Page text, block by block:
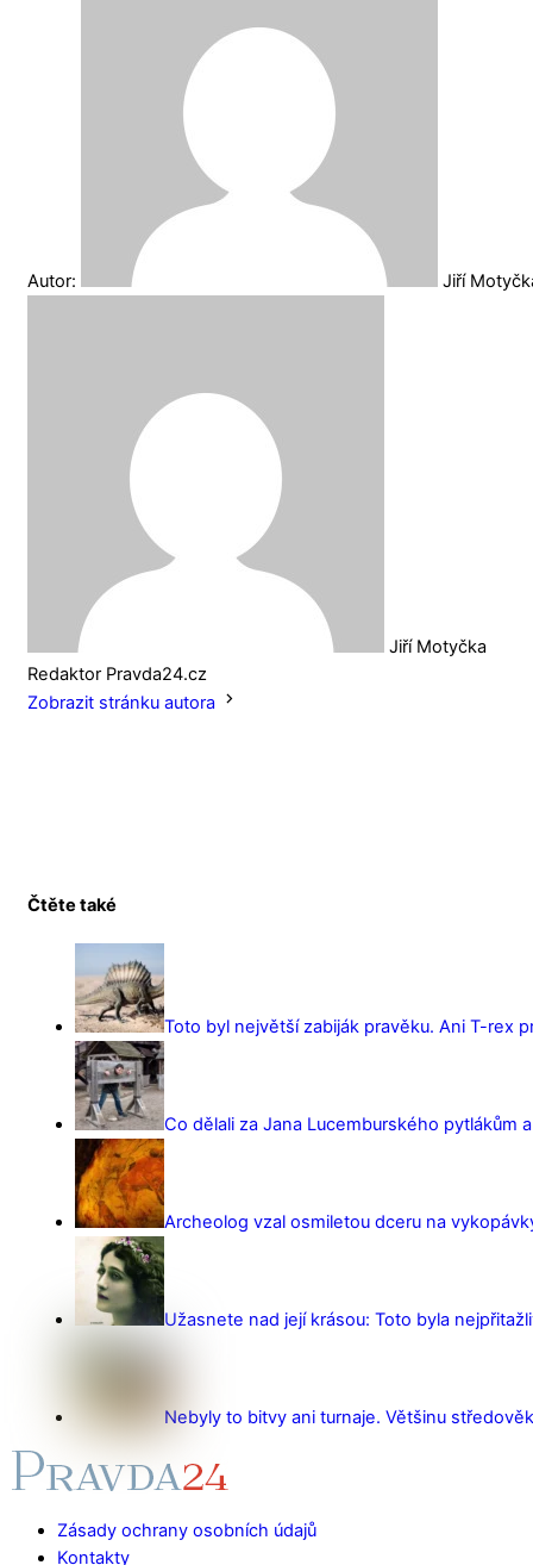
Autor: Jiří
Jiří Motyčka
Redaktor Pravda24.cz
Zobrazit stránku autora
Čtěte také
Toto byl největší zabiják pravěku. Ani T-rex
Co dělali za Jana Lucemburského pytlákům
Archeolog vzal osmiletou dceru na
Užasnete nad její krásou: Toto byla
Nebyly to bitvy ani turnaje. Většinu
Zásady ochrany osobních údajů
Kontakty